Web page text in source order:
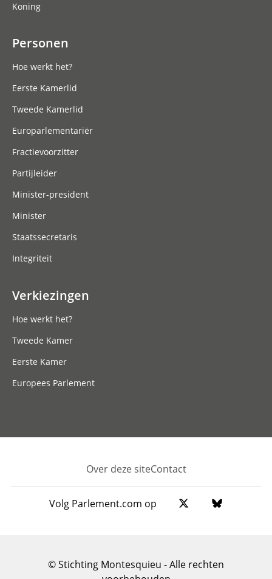
Koning
Personen
Hoe werkt het?
Eerste Kamerlid
Tweede Kamerlid
Europarlementariër
Fractievoorzitter
Partijleider
Minister-president
Minister
Staatssecretaris
Integriteit
Verkiezingen
Hoe werkt het?
Tweede Kamer
Eerste Kamer
Europees Parlement
Footer
Over deze siteContact
Volg Parlement.com op
© Stichting Montesquieu - Alle rechten